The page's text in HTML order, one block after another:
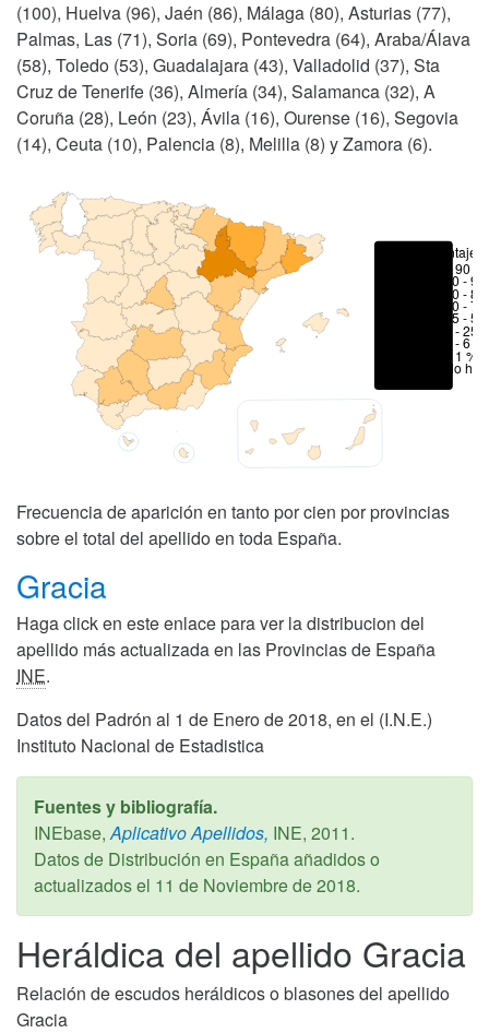
(100), Huelva (96), Jaén (86), Málaga (80), Asturias (77),
Palmas, Las (71), Soria (69), Pontevedra (64), Araba/Álava
(58), Toledo (53), Guadalajara (43), Valladolid (37), Sta
Cruz de Tenerife (36), Almería (34), Salamanca (32), A
Coruña (28), León (23), Ávila (16), Ourense (16), Segovia
(14), Ceuta (10), Palencia (8), Melilla (8) y Zamora (6).
Porcentajes
> 90 %
80 -
70 -
50 -
25 -
6 - 25
1 - 6 %
< 1 %
No hay
Frecuencia de aparición en tanto por cien por provincias
sobre el total del apellido en toda España.
Gracia
Haga click en este enlace para ver la distribucion del
apellido más actualizada en las Provincias de España
INE.
Datos del Padrón al 1 de Enero de 2018, en el (I.N.E.)
Instituto Nacional de Estadistica
Fuentes y bibliografía.
INEbase, Aplicativo Apellidos, INE, 2011.
Datos de Distribución en España añadidos o
actualizados el 11 de Noviembre de 2018.
Heráldica del apellido Gracia
Relación de escudos heráldicos o blasones del apellido
Gracia